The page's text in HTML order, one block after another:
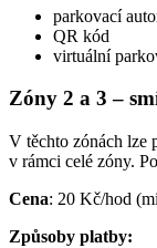
parkovací
QR kód
virtuální
Zóny 2 a 3 –
V těchto zónách lze
v rámci celé zóny.
Cena: 20 Kč/hod
Způsoby platby: